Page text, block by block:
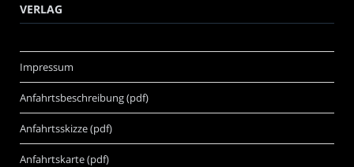
VERLAG
Impressum
Anfahrtsbeschreibung (pdf)
Anfahrtsskizze (pdf)
Anfahrtskarte (pdf)